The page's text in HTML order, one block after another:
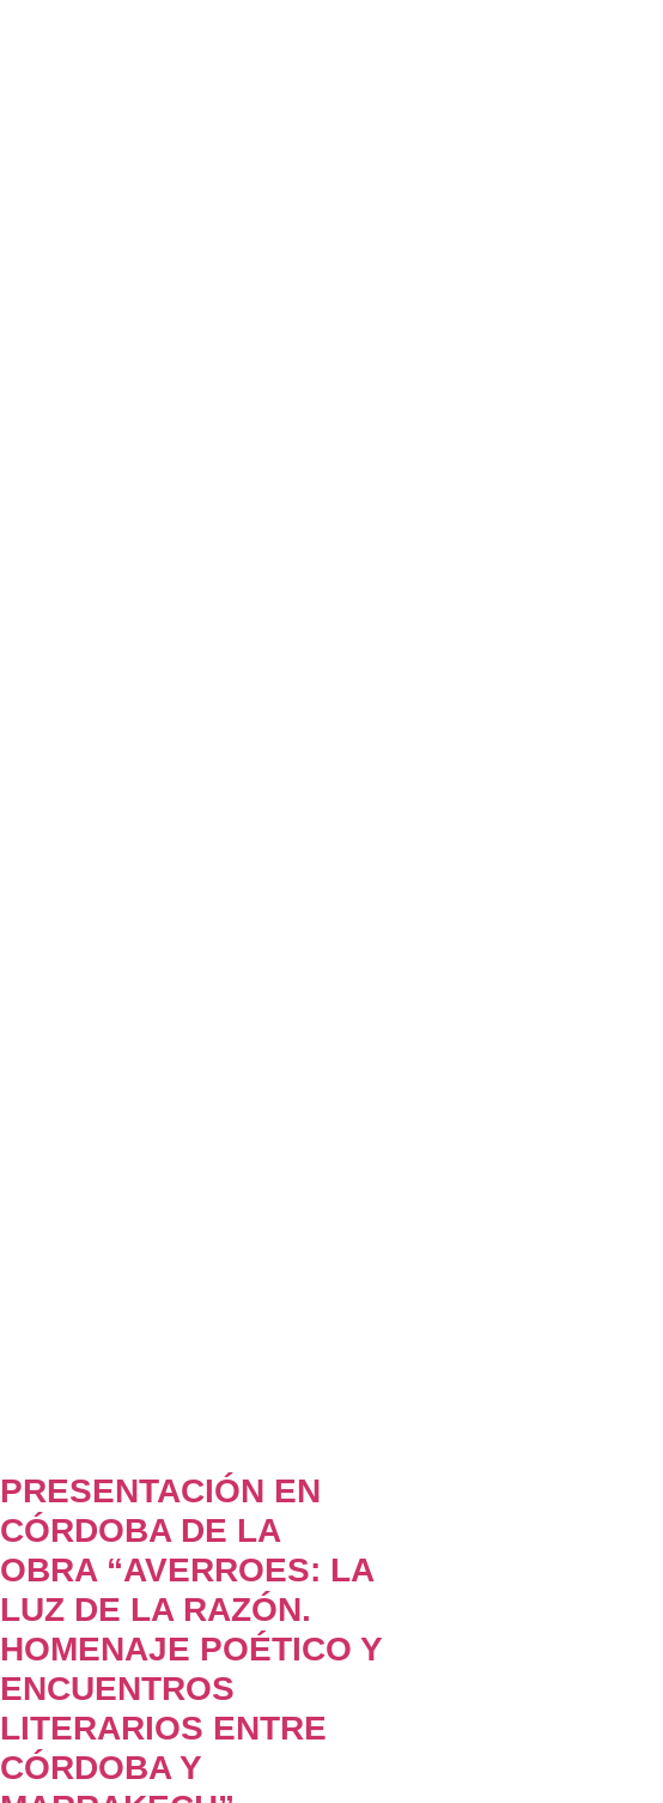
PRESENTACIÓN EN
CÓRDOBA DE LA
OBRA “AVERROES: LA
LUZ DE LA RAZÓN.
HOMENAJE POÉTICO Y
ENCUENTROS
LITERARIOS ENTRE
CÓRDOBA Y